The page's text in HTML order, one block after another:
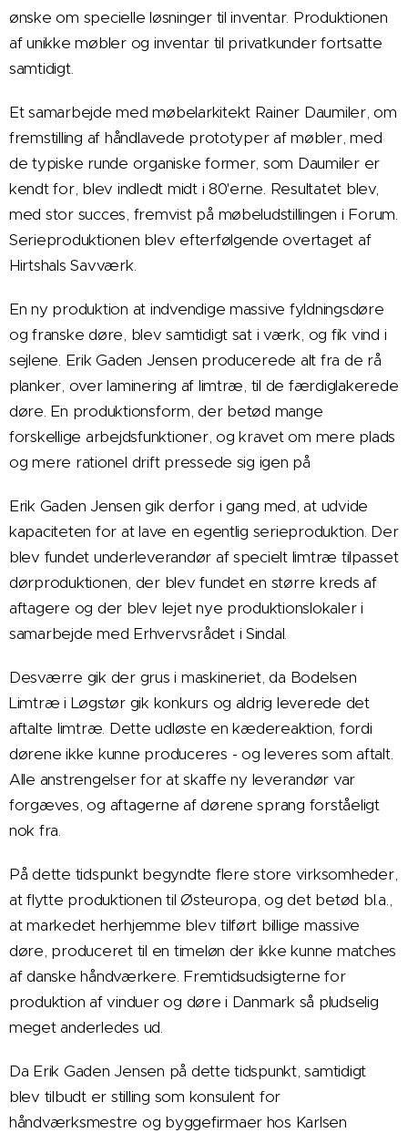
ønske om specielle løsninger til inventar. Produktionen
af unikke møbler og inventar til privatkunder fortsatte
samtidigt.
Et samarbejde med møbelarkitekt Rainer Daumiler, om
fremstilling af håndlavede prototyper af møbler, med
de typiske runde organiske former, som Daumiler er
kendt for, blev indledt midt i 80'erne. Resultatet blev,
med stor succes, fremvist på møbeludstillingen i Forum.
Serieproduktionen blev efterfølgende overtaget af
Hirtshals Savværk.
En ny produktion at indvendige massive fyldningsdøre
og franske døre, blev samtidigt sat i værk, og fik vind i
sejlene. Erik Gaden Jensen producerede alt fra de rå
planker, over laminering af limtræ, til de færdiglakerede
døre. En produktionsform, der betød mange
forskellige arbejdsfunktioner, og kravet om mere plads
og mere rationel drift pressede sig igen på
Erik Gaden Jensen gik derfor i gang med, at udvide
kapaciteten for at lave en egentlig serieproduktion. Der
blev fundet underleverandør af specielt limtræ tilpasset
dørproduktionen, der blev fundet en større kreds af
aftagere og der blev lejet nye produktionslokaler i
samarbejde med Erhvervsrådet i Sindal.
Desværre gik der grus i maskineriet, da Bodelsen
Limtræ i Løgstør gik konkurs og aldrig leverede det
aftalte limtræ. Dette udløste en kædereaktion, fordi
dørene ikke kunne produceres - og leveres som aftalt.
Alle anstrengelser for at skaffe ny leverandør var
forgæves, og aftagerne af dørene sprang forståeligt
nok fra.
På dette tidspunkt begyndte flere store virksomheder,
at flytte produktionen til Østeuropa, og det betød bl.a.,
at markedet herhjemme blev tilført billige massive
døre, produceret til en timeløn der ikke kunne matches
af danske håndværkere. Fremtidsudsigterne for
produktion af vinduer og døre i Danmark så pludselig
meget anderledes ud.
Da Erik Gaden Jensen på dette tidspunkt, samtidigt
blev tilbudt er stilling som konsulent for
håndværksmestre og byggefirmaer hos Karlsen